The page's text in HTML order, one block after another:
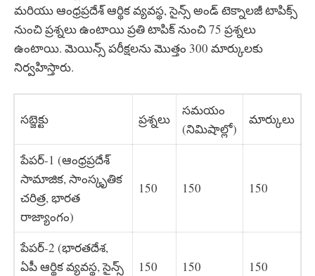
మరియు ఆంధ్రప్రదేశ్ ఆర్థిక వ్యవస్థ, సైన్స్ అండ్ టెక్నాలజీ టాపిక్స్
నుంచి ప్రశ్నలు ఉంటాయి ప్రతి టాపిక్ నుంచి 75 ప్రశ్నలు
ఉంటాయి. మెయిన్స్ పరీక్షలను మొత్తం 300 మార్కులకు
నిర్వహిస్తారు.
సబ్జెక్టు ప్రశ్నలు
సమయం
(నిమిషాల్లో)
మార్కులు
పేపర్-1 (ఆంధ్రప్రదేశ్
సామాజిక, సాంస్కృతిక
చరిత్ర, భారత
రాజ్యాంగం)
150 150 150
పేపర్-2 (భారతదేశ,
ఏపీ ఆర్థిక వ్యవస్థ, సైన్స్‌
150 150 150